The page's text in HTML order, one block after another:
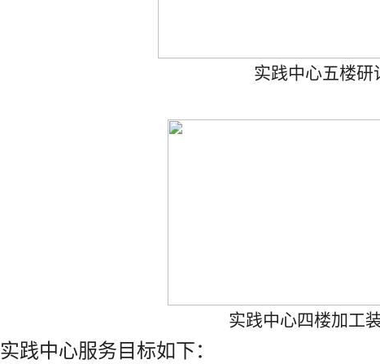
实践中心五楼研
实践中心四楼加工
实践中心服务目标如下：